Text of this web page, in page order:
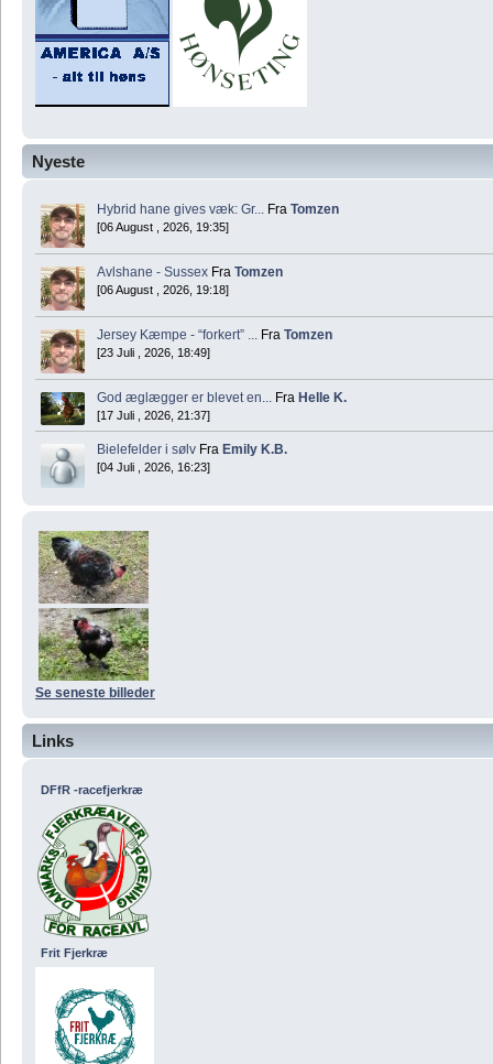
Nyeste
Hybrid hane gives væk: Gr... Fra Tomzen
[06 August , 2026, 19:35]
Avlshane - Sussex Fra Tomzen
[06 August , 2026, 19:18]
Jersey Kæmpe - “forkert” ... Fra Tomzen
[23 Juli , 2026, 18:49]
God æglægger er blevet en... Fra Helle K.
[17 Juli , 2026, 21:37]
Bielefelder i sølv Fra Emily K.B.
[04 Juli , 2026, 16:23]
Se seneste billeder
Links
DFfR -racefjerkræ
Frit Fjerkræ